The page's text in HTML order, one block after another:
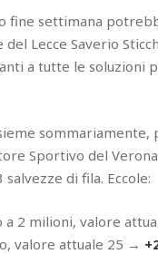
fine settimana
Lecce Saverio
a tutte le soluzioni
Sportivo del
di fila. Eccole:
a 2 milioni, valore
valore attuale 25 →